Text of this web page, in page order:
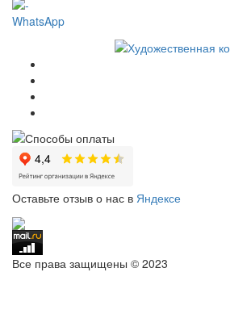
WhatsApp
Оставьте отзыв о нас в Яндексе
Все права защищены © 2023